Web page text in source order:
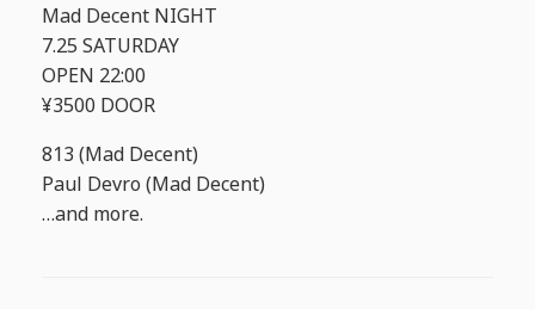
Mad Decent NIGHT
7.25 SATURDAY
OPEN 22:00
¥3500 DOOR
813 (Mad Decent)
Paul Devro (Mad Decent)
…and more.